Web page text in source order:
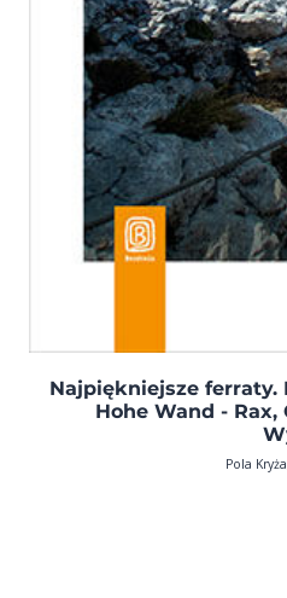
Najpiękniejsze ferraty.
Hohe Wand - Rax,
Pola